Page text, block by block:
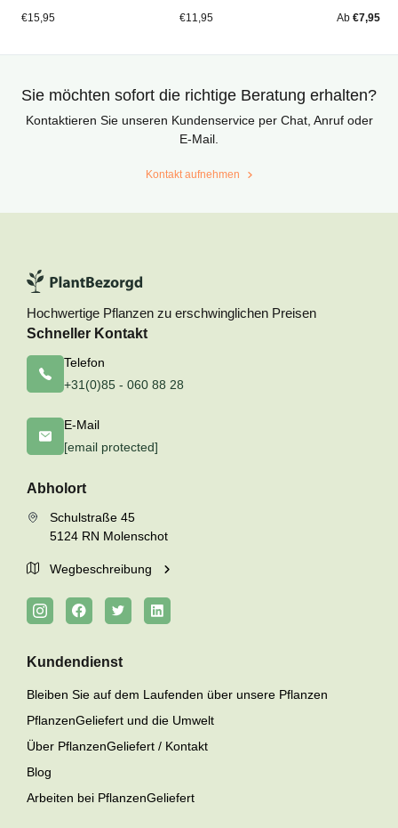
von
Kundenstimmen
€15,95
von
Kundenstimmen
€11,95
von
Ab €7,95
Sie möchten sofort die richtige Beratung erhalten?
Kontaktieren Sie unseren Kundenservice per Chat, Anruf oder
E-Mail.
Kontakt aufnehmen
Hochwertige Pflanzen zu erschwinglichen Preisen
Schneller Kontakt
Telefon
+31(0)85 - 060 88 28
E-Mail
[email protected]
Abholort
Schulstraße 45
5124 RN Molenschot
Wegbeschreibung
Kundendienst
Bleiben Sie auf dem Laufenden über unsere Pflanzen
PflanzenGeliefert und die Umwelt
Über PflanzenGeliefert / Kontakt
Blog
Arbeiten bei PflanzenGeliefert